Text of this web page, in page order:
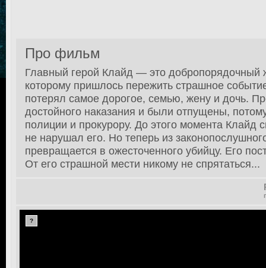
Про фильм
Главный герой Клайд — это
которому пришлось пережить страшное
потерял самое дорогое, семью, жену и дочь.
достойного наказания и были отпущены,
полиции и прокурору. До этого момента Клайд
не нарушал его. Но теперь из
превращается в ожесточенного убийцу. Его
От его страшной мести никому не спрятаться...
?